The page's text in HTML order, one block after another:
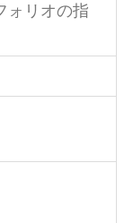
ォリオの指